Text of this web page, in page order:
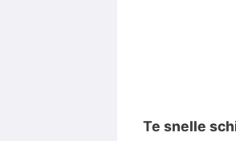
Te snelle